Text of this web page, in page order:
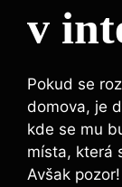
v
Pokud se
domova, je
kde se mu
místa, která
Avšak